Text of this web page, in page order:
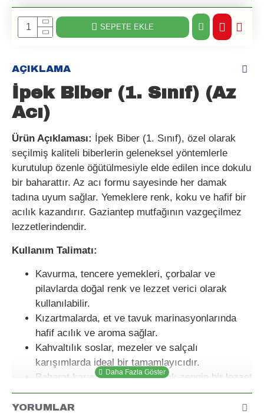
SEPETE EKLE
AÇIKLAMA
İpek Biber (1. Sınıf) (Az
Acı)
Ürün Açıklaması: İpek Biber (1. Sınıf), özel olarak
seçilmiş kaliteli biberlerin geleneksel yöntemlerle
kurutulup özenle öğütülmesiyle elde edilen ince dokulu
bir baharattır. Az acı formu sayesinde her damak
tadına uyum sağlar. Yemeklere renk, koku ve hafif bir
acılık kazandırır. Gaziantep mutfağının vazgeçilmez
lezzetlerindendir.
Kullanım Talimatı:
Kavurma, tencere yemekleri, çorbalar ve
pilavlarda doğal renk ve lezzet verici olarak
kullanılabilir.
Kızartmalarda, et ve tavuk marinasyonlarında
hafif acılık ve aroma sağlar.
Kahvaltılık soslar, mezeler ve salçalı
karışımlarda ideal bir tamamlayıcıdır.
Baharat karışımlarına ekleyerek zengin bir lezzet
profili elde edebilirsiniz.
Saklama Koşulları:
YORUMLAR